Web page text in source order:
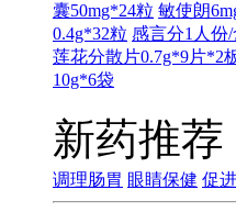
囊50mg*24粒 敏使朗
0.4g*32粒 感言分1人份/
莲花分散片0.7g*9片*2
10g*6袋
新药推荐
调理肠胃 眼睛保健 促